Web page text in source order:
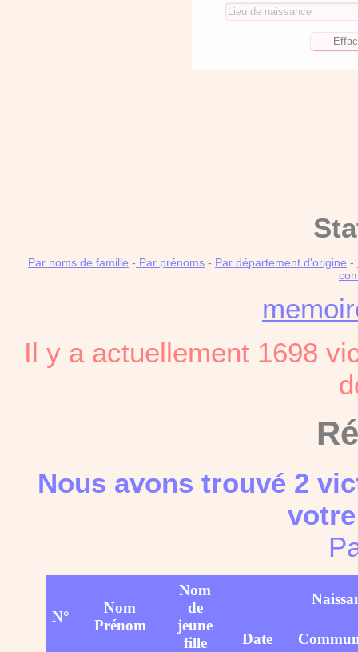
Par noms de famille - Par prénoms - Par département d'origine -
Il y a actuellement 1698
Nous avons trouvé 2
N°
Nom
Prénom
Nom
de
jeune
fille
Date